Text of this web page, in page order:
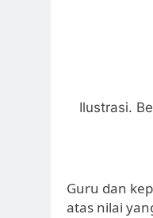
Ilustrasi.
Guru dan
atas nilai